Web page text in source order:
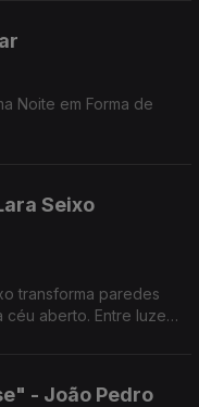
Noite em Forma de
Seixo
transforma paredes
céu aberto. Entre luzes,
- João Pedro